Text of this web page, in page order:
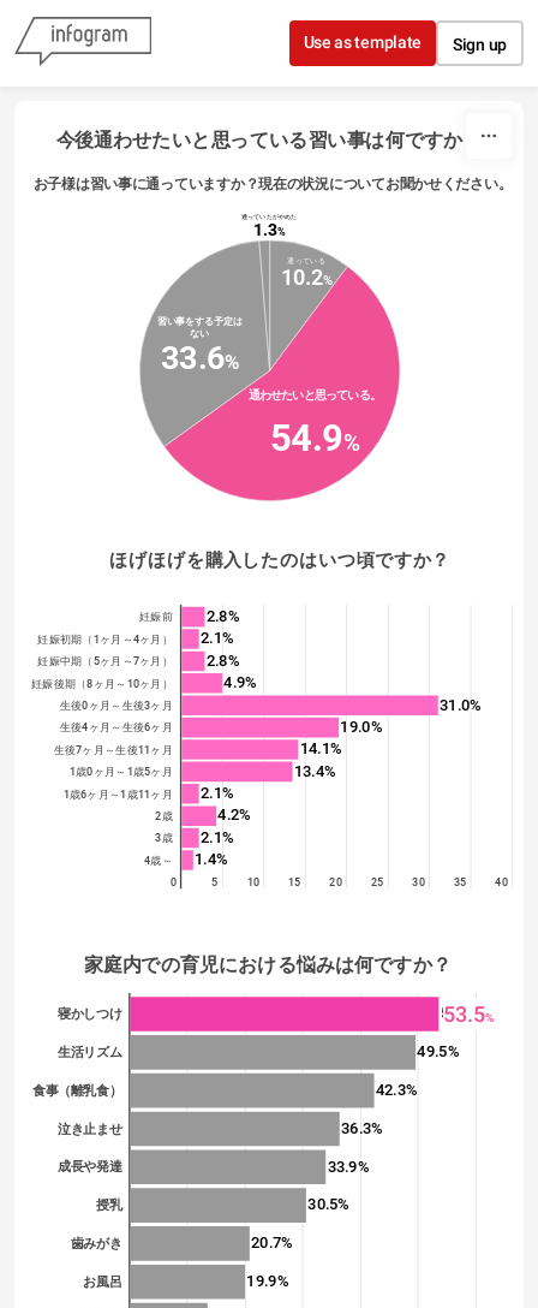
Skip to content
Use as template Sign up
今後通わせたいと思っている習い事は何ですか？
お子様は習い事に通っていますか？現在の状況についてお聞かせください。
通っていたがやめた
1.3%
通っている
10.2%
習い事をする予定は
ない
33.6%
通わせたいと思っている。
54.9%
ほげほげを購入したのはいつ頃ですか？
妊娠前
妊娠初期（1ヶ月～4ヶ月）
妊娠中期（5ヶ月～7ヶ月）
妊娠後期（8ヶ月～10ヶ月）
生後0ヶ月～生後3ヶ月
生後4ヶ月～生後6ヶ月
生後7ヶ月～生後11ヶ月
1歳0ヶ月～1歳5ヶ月
1歳6ヶ月～1歳11ヶ月
2歳
3歳
4歳～
0 5 10 15 20 25 30 35 40
2.8%
2.1%
2.8%
4.9%
31.0%
19.0%
14.1%
13.4%
2.1%
4.2%
2.1%
1.4%
家庭内での育児における悩みは何ですか？
寝かしつけ
生活リズム
食事（離乳食）
泣き止ませ
成長や発達
授乳
歯みがき
お風呂
53.5%
49.5%
42.3%
36.3%
33.9%
30.5%
20.7%
19.9%
53.5%